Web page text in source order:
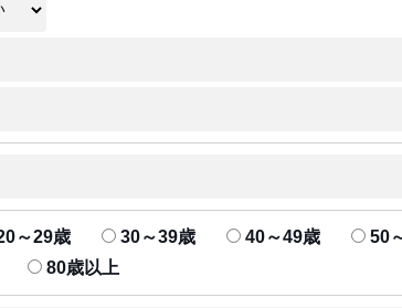
～29歳 30～39歳 40～49歳 50
80歳以上